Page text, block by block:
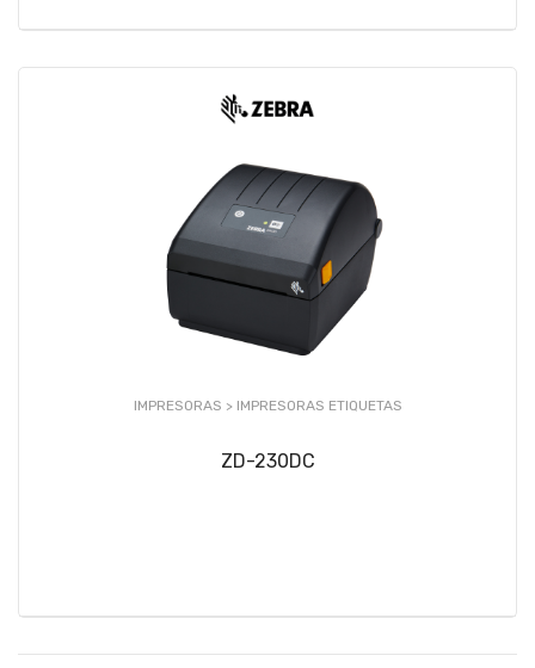
IMPRESORAS > IMPRESORAS ETIQUETAS
ZD-230DC